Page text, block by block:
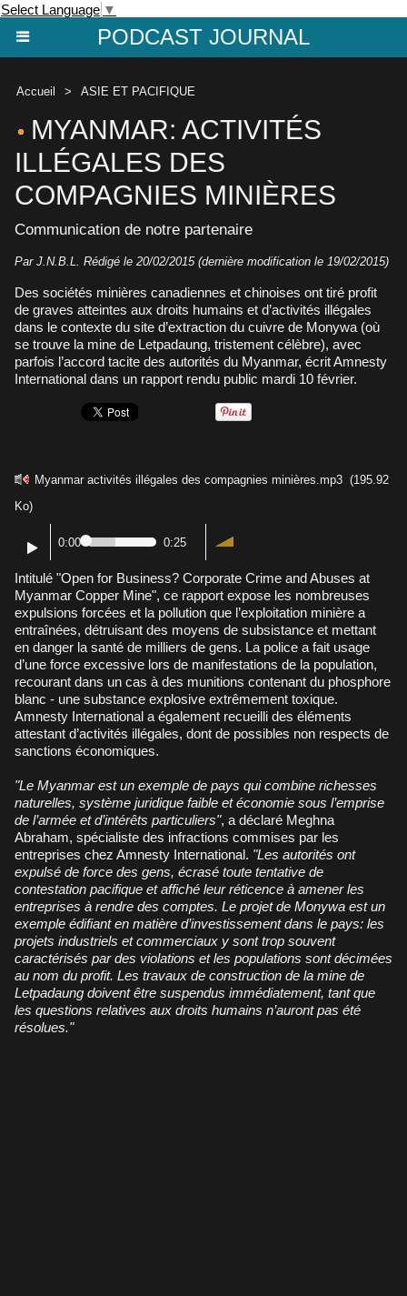
Select Language ▼
PODCAST JOURNAL
Accueil > ASIE ET PACIFIQUE
MYANMAR: ACTIVITÉS
ILLÉGALES DES
COMPAGNIES MINIÈRES
Communication de notre partenaire
Par J.N.B.L. Rédigé le 20/02/2015 (dernière modification le 19/02/2015)
Des sociétés minières canadiennes et chinoises ont tiré profit
de graves atteintes aux droits humains et d’activités illégales
dans le contexte du site d’extraction du cuivre de Monywa (où
se trouve la mine de Letpadaung, tristement célèbre), avec
parfois l’accord tacite des autorités du Myanmar, écrit Amnesty
International dans un rapport rendu public mardi 10 février.
Myanmar activités illégales des compagnies minières.mp3 (195.92
Ko)
0:00 0:25
Intitulé "Open for Business? Corporate Crime and Abuses at
Myanmar Copper Mine", ce rapport expose les nombreuses
expulsions forcées et la pollution que l’exploitation minière a
entraînées, détruisant des moyens de subsistance et mettant
en danger la santé de milliers de gens. La police a fait usage
d’une force excessive lors de manifestations de la population,
recourant dans un cas à des munitions contenant du phosphore
blanc - une substance explosive extrêmement toxique.
Amnesty International a également recueilli des éléments
attestant d’activités illégales, dont de possibles non respects de
sanctions économiques.
"Le Myanmar est un exemple de pays qui combine richesses
naturelles, système juridique faible et économie sous l’emprise
de l’armée et d’intérêts particuliers", a déclaré Meghna
Abraham, spécialiste des infractions commises par les
entreprises chez Amnesty International. "Les autorités ont
expulsé de force des gens, écrasé toute tentative de
contestation pacifique et affiché leur réticence à amener les
entreprises à rendre des comptes. Le projet de Monywa est un
exemple édifiant en matière d’investissement dans le pays: les
projets industriels et commerciaux y sont trop souvent
caractérisés par des violations et les populations sont décimées
au nom du profit. Les travaux de construction de la mine de
Letpadaung doivent être suspendus immédiatement, tant que
les questions relatives aux droits humains n’auront pas été
résolues."